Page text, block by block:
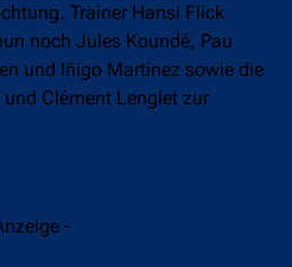
Trainer Hansi Flick
noch Jules Koundé, Pau
und Iñigo Martinez sowie die
Clément Lenglet zur
-